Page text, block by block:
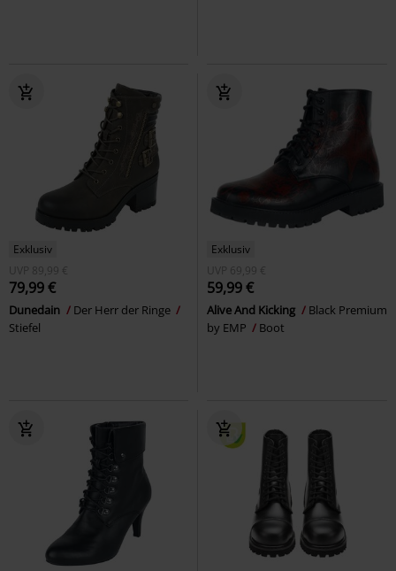
Exklusiv
UVP
89,99 €
79,99 €
Dunedain
Der Herr der Ringe
Stiefel
Exklusiv
UVP
69,99 €
59,99 €
Alive And Kicking
Black Premium
by EMP
Boot